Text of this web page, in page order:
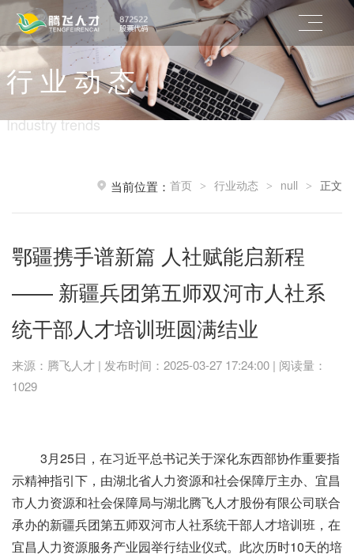
行 业 动 态
Industry trends
当前位置： 首页 > 行业动态 > null > 正文
鄂疆携手谱新篇 人社赋能启新程
—— 新疆兵团第五师双河市人社系
统干部人才培训班圆满结业
来源：腾飞人才 | 发布时间：2025-03-27 17:24:00 | 阅读量：
1029
3月25日，在习近平总书记关于深化东西部协作重要指
示精神指引下，由湖北省人力资源和社会保障厅主办、宜昌
市人力资源和社会保障局与湖北腾飞人才股份有限公司联合
承办的新疆兵团第五师双河市人社系统干部人才培训班，在
宜昌人力资源服务产业园举行结业仪式。此次历时10天的培